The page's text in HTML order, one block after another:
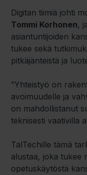
Digitan tiimiä johti
Tommi Korhonen,
asiantuntijoiden
tukee sekä
pitkäjänteistä ja
”Yhteistyö on
avoimuudelle ja
on mahdollistanut
teknisesti vaativilla
TalTechille tämä
alustaa, joka tukee
opetuskäytöstä